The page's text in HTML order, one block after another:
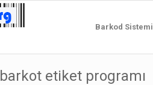
Barkod Sistemi
etiket programı